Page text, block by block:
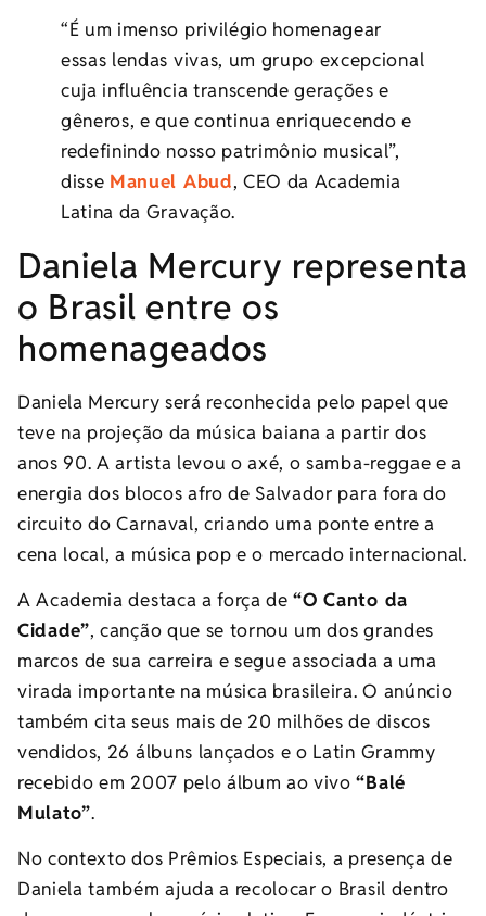
“É um imenso privilégio homenagear
essas lendas vivas, um grupo excepcional
cuja influência transcende gerações e
gêneros, e que continua enriquecendo e
redefinindo nosso patrimônio musical”,
disse Manuel Abud, CEO da Academia
Latina da Gravação.
Daniela Mercury representa
o Brasil entre os
homenageados
Daniela Mercury será reconhecida pelo papel que
teve na projeção da música baiana a partir dos
anos 90. A artista levou o axé, o samba-reggae e a
energia dos blocos afro de Salvador para fora do
circuito do Carnaval, criando uma ponte entre a
cena local, a música pop e o mercado internacional.
A Academia destaca a força de“O Canto da
Cidade”, canção que se tornou um dos grandes
marcos de sua carreira e segue associada a uma
virada importante na música brasileira. O anúncio
também cita seus mais de 20 milhões de discos
vendidos, 26 álbuns lançados e o Latin Grammy
recebido em 2007 pelo álbum ao vivo“Balé
Mulato”.
No contexto dos Prêmios Especiais, a presença de
Daniela também ajuda a recolocar o Brasil dentro